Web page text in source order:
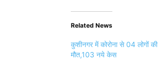
Related News
कुशीनगर में कोरोना से 04 लोगों की
मौत,103 नये केस